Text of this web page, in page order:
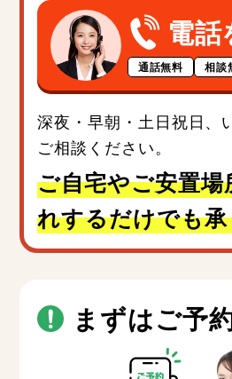
電話
通話無料 相談
深夜・早朝・土日祝日、
ご相談ください。
ご自宅やご安置
れするだけでも
まずはご予